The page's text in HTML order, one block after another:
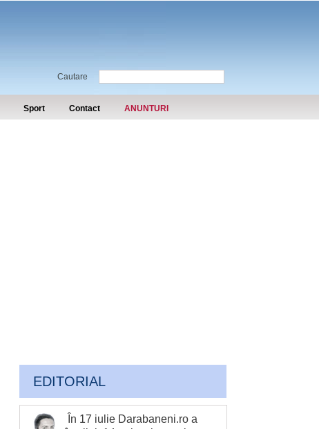
Cautare
Sport Contact ANUNTURI
EDITORIAL
În 17 iulie Darabaneni.ro a